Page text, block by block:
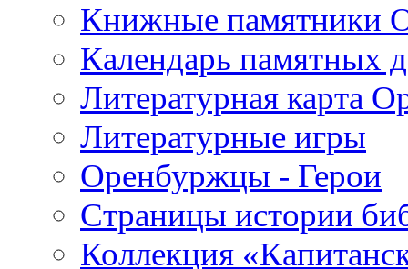
Книжные памятники
Календарь памятных
Литературная карта
Литературные игры
Оренбуржцы - Герои
Страницы истории
Коллекция